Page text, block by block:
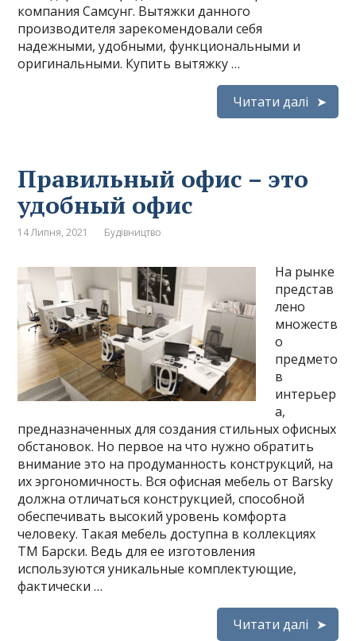
компания Самсунг. Вытяжки данного
производителя зарекомендовали себя
надежными, удобными, функциональными и
оригинальными. Купить вытяжку …
Читати далі
Правильный офис – это
удобный офис
14 Липня, 2021 Будівництво
На рынке
представ
лено
множеств
о
предмето
в
интерьер
а,
предназначенных для создания стильных офисных
обстановок. Но первое на что нужно обратить
внимание это на продуманность конструкций, на
их эргономичность. Вся офисная мебель от Barsky
должна отличаться конструкцией, способной
обеспечивать высокий уровень комфорта
человеку. Такая мебель доступна в коллекциях
ТМ Барски. Ведь для ее изготовления
используются уникальные комплектующие,
фактически …
Читати далі